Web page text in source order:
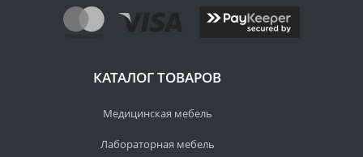
КАТАЛОГ ТОВАРОВ
Медицинская мебель
Лабораторная мебель